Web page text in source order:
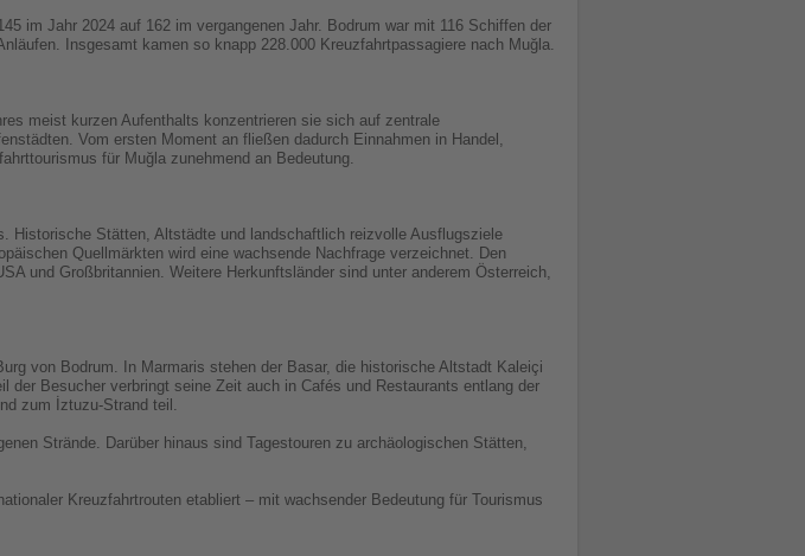
im Jahr 2024 auf 162 im vergangenen Jahr. Bodrum war mit 116 Schiffen der
Insgesamt kamen so knapp 228.000 Kreuzfahrtpassagiere nach Muğla.
meist kurzen Aufenthalts konzentrieren sie sich auf zentrale
Vom ersten Moment an fließen dadurch Einnahmen in Handel,
für Muğla zunehmend an Bedeutung.
Historische Stätten, Altstädte und landschaftlich reizvolle Ausflugsziele
Quellmärkten wird eine wachsende Nachfrage verzeichnet. Den
und Großbritannien. Weitere Herkunftsländer sind unter anderem Österreich,
von Bodrum. In Marmaris stehen der Basar, die historische Altstadt Kaleiçi
Besucher verbringt seine Zeit auch in Cafés und Restaurants entlang der
zum İztuzu-Strand teil.
Strände. Darüber hinaus sind Tagestouren zu archäologischen Stätten,
Kreuzfahrtrouten etabliert – mit wachsender Bedeutung für Tourismus